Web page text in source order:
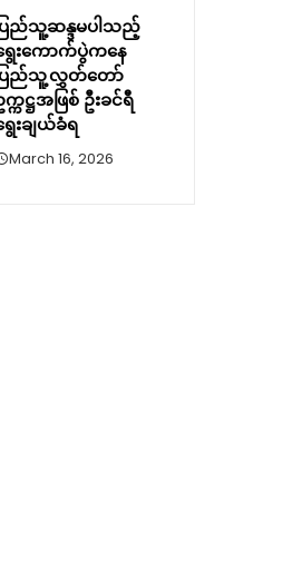
ြည်သူ့ဆန္ဒမပါသည့်
ေးကောက်ပွဲကနေ
ြည်သူ့လွှတ်တော်
က္ကဋ္ဌအဖြစ် ဦးခင်ရီ
ေးချယ်ခံရ
March 16, 2026